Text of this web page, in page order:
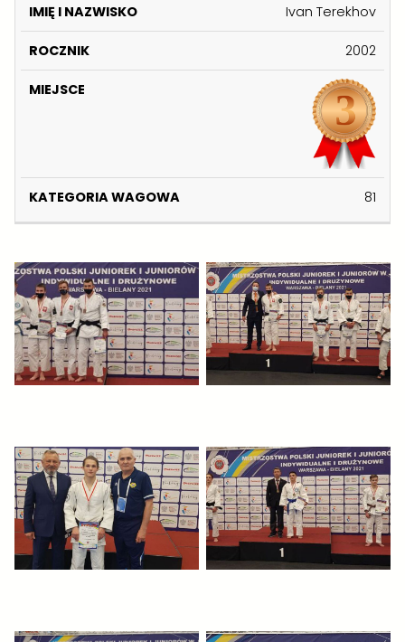
K
O
G
O
Ivan Terekhov
2002
81